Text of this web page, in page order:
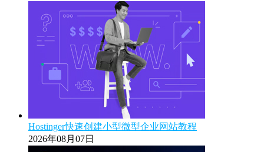
Hostinger快速创建小型微型企业网站教程
2026年08月07日